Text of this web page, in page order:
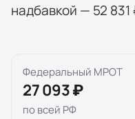
надбавкой — 52 831
Федеральный МРОТ
27 093 ₽
по всей РФ